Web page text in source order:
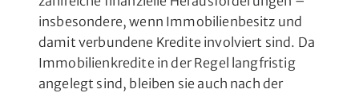
insbesondere, wenn Immobilienbesitz und
damit verbundene Kredite involviert sind. Da
Immobilienkredite in der Regel langfristig
angelegt sind, bleiben sie auch nach der